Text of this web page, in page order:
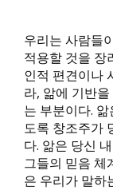
우리는 사람들
적용할 것을 장
인적 편견이나
라, 앎에 기반
는 부분이다.
도록 창조주가
다. 앎은 당신
그들의 믿음 체
은 우리가 말하